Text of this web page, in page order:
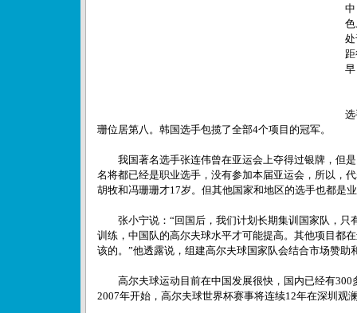
珊位居第八。韩国选手包揽了全部4个项目的冠军。
我国著名选手张连伟曾在亚运会上夺得过银牌，但是
名将都已经是职业选手，没有参加本届亚运会，所以，
胡牧和冯珊珊才17岁。但其他国家和地区的选手也都是
张小宁说：“回国后，我们计划长期集训国家队，只
训练，中国队的高尔夫球水平才可能提高。其他项目都
该的。”他透露说，组建高尔夫球国家队会结合市场赞助
高尔夫球运动目前在中国发展很快，国内已经有300
2007年开始，高尔夫球世界杯赛事将连续12年在深圳观